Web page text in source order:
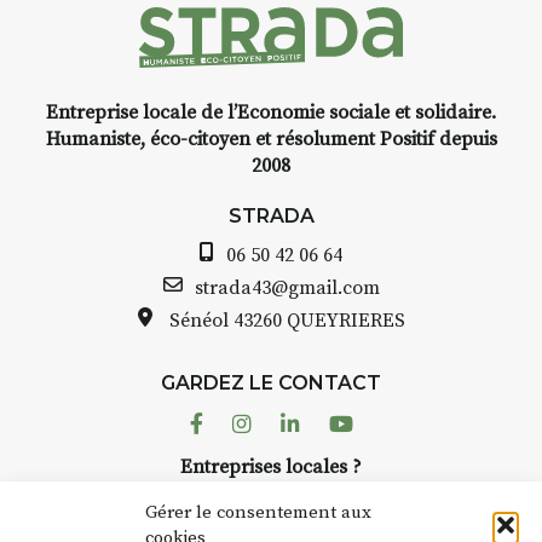
Gérer le consentement aux
l’instant
encre,
place (repas à
Bernard TURLE Le
pas une galerie
AuzonToujours
temporaires
Entreprise locale de l’Economie sociale et solidaire.
Humaniste, éco-citoyen et résolument Positif depuis
2008
STRADA
06 50 42 06 64
strada43@gmail.com
Sénéol 43260 QUEYRIERES
GARDEZ LE CONTACT
FacebookInstagram
LinkedinYoutube
Entreprises locales ?